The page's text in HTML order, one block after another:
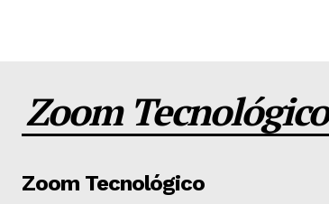
Zoom Tecnológico
Zoom Tecnológico